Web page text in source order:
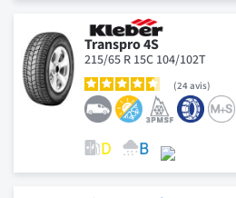
Transpro 4S
215/65 R 15C 104/102T
24avis